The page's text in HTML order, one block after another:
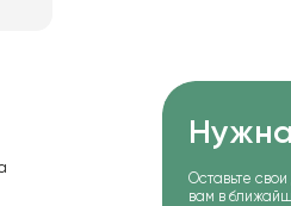
Оставьте
вам в